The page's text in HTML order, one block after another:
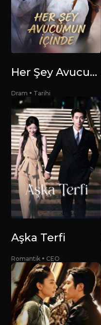
Her Şey Avucumun İçinde
Dram Tarihi
Aşka Terfi
Romantik CEO